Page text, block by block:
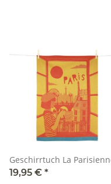
Geschirrtuch La
19,95 € *